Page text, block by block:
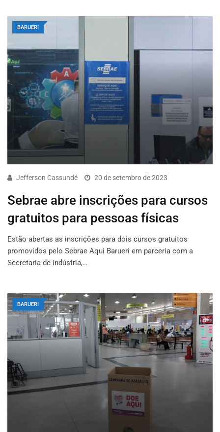
BARUERI
Jefferson Cassundé 20 de setembro de 2023
Sebrae abre inscrições para cursos
gratuitos para pessoas físicas
Estão abertas as inscrições para dois cursos gratuitos
promovidos pelo Sebrae Aqui Barueri em parceria com a
Secretaria de indústria,…
BARUERI